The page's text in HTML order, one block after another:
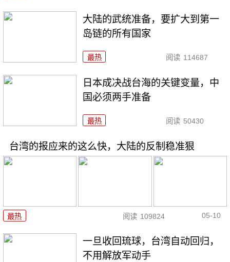
大陆的武统准备，要扩大到第一
岛链的所有国家
最热 阅读 114687
日本成决战台海的关键变量，中
国必须两手准备
最热 阅读 50430
台湾的报应来的这么快，大陆的反制稳准狠
最热 阅读 109824 05-10
一旦收回琉球，台湾自动回归，
不用解放军动手